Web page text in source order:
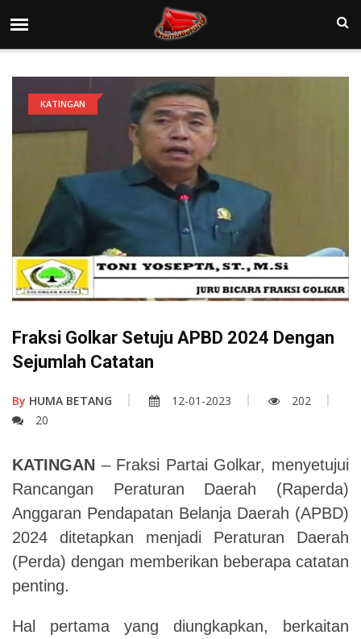
KATINGAN
Fraksi Golkar Setuju APBD 2024 Dengan
Sejumlah Catatan
By HUMA BETANG 12-01-2023
202
20
KATINGAN – Fraksi Partai Golkar, menyetujui
Rancangan Peraturan Daerah (Raperda)
Anggaran Pendapatan Belanja Daerah (APBD)
2024 ditetapkan menjadi Peraturan Daerah
(Perda) dengan memberikan beberapa catatan
penting.
Hal pertama yang diungkapkan, berkaitan